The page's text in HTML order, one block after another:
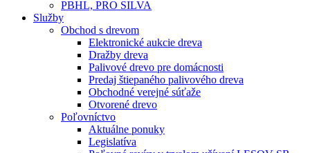
PBHL, PRO SILVA
Služby
Obchod s drevom
Elektronické aukcie dreva
Dražby dreva
Palivové drevo pre domácnosti
Predaj štiepaného palivového dreva
Obchodné verejné súťaže
Otvorené drevo
Poľovníctvo
Aktuálne ponuky
Legislatíva